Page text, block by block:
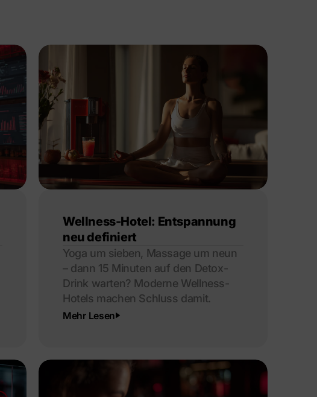
Wellness-Hotel: Entspannung
neu definiert
Yoga um sieben, Massage um neun
– dann 15 Minuten auf den Detox-
Drink warten? Moderne Wellness-
Hotels machen Schluss damit.
Mehr Lesen